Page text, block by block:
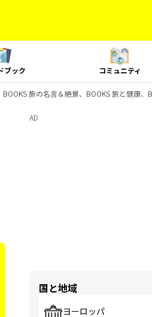
ブック コミュニティ
旅の名言＆絶景、BOOKS 旅と健康、
AD
国と地域
ヨーロッパ